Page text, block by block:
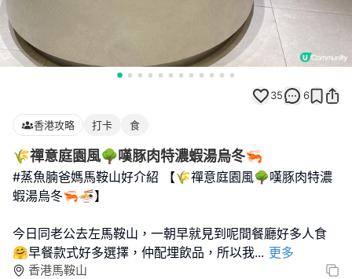
35 6
香港攻略 打卡 食
🌾禪意庭園風🌳嘆豚肉特濃蝦湯烏冬🦐
#蒸魚腩爸媽馬鞍山好介紹 【🌾禪意庭園風🌳嘆豚肉特濃
蝦湯烏冬🦐🍜】
今日同老公去左馬鞍山，一朝早就見到呢間餐廳好多人食
🤗早餐款式好多選擇，仲配埋飲品，所以我... 更多
香港馬鞍山